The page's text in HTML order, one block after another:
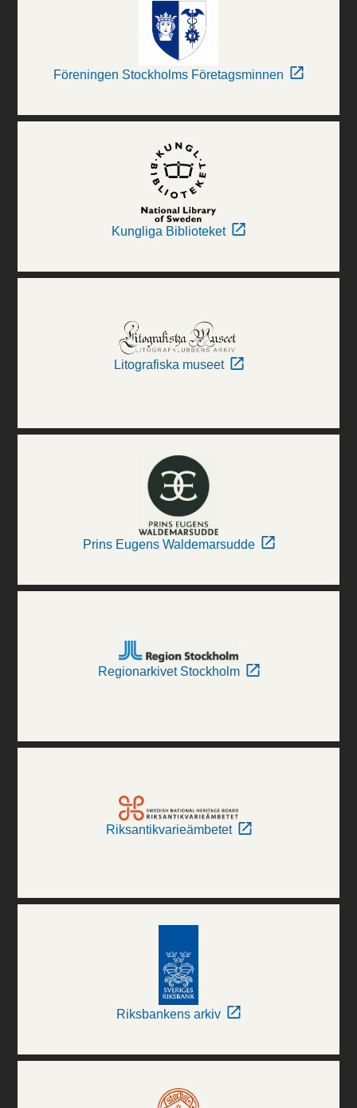
Föreningen Stockholms Företagsminnen
Kungliga Biblioteket
Litografiska museet
Prins Eugens Waldemarsudde
Regionarkivet Stockholm
Riksantikvarieämbetet
Riksbankens arkiv